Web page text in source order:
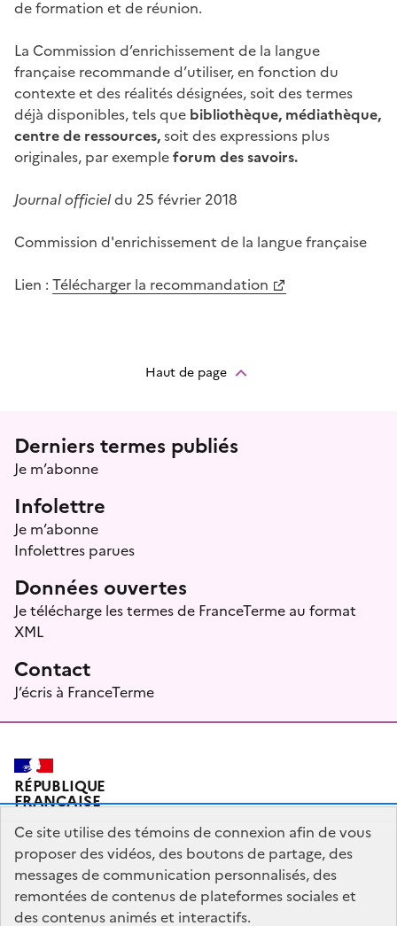
de formation et de réunion.
La Commission d’enrichissement de la langue
française recommande d’utiliser, en fonction du
contexte et des réalités désignées, soit des termes
déjà disponibles, tels que bibliothèque, médiathèque,
centre de ressources,soit des expressions plus
originales, par exempleforum des savoirs.
Journal officieldu 25 février 2018
Commission d'enrichissement de la langue française
Lien : Télécharger la recommandation
Haut de page
Menu prefooter
Derniers termes publiés
Je m’abonne
Infolettre
Je m’abonne
Infolettres parues
Données ouvertes
Je télécharge les termes de FranceTerme au format
XML
Contact
J’écris à FranceTerme
RÉPUBLIQUE
FRANÇAISE
Plan du site Mentions légales Qui sommes-nous ?
Partagez votre expérience pour améliorer les services
Ce site utilise des témoins de connexion afin de vous
proposer des vidéos, des boutons de partage, des
messages de communication personnalisés, des
remontées de contenus de plateformes sociales et
des contenus animés et interactifs.